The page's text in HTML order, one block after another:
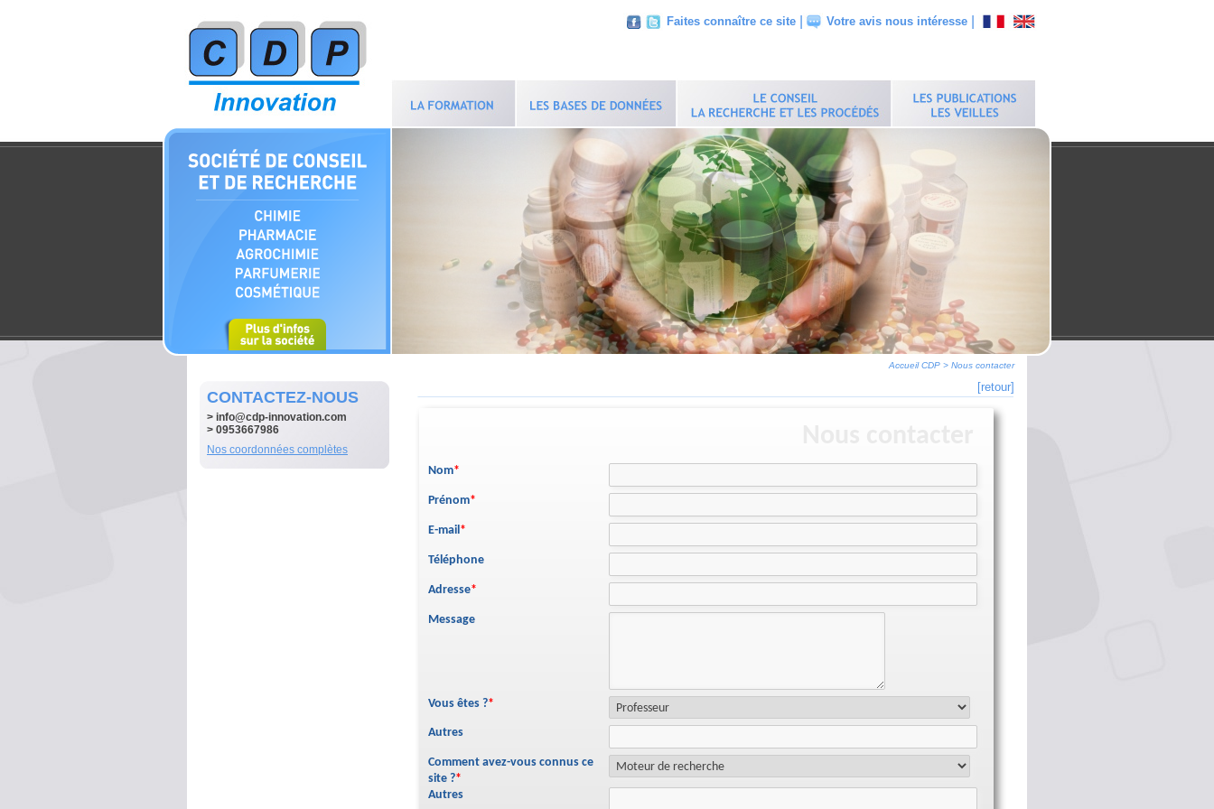
Faites connaître ce site Votre avis nous intéresse
Accueil CDP > Nous contacter
CONTACTEZ-NOUS
> info@cdp-innovation.com
> 0953667986
Nos coordonnées complètes
[retour]
Nom*
Prénom*
E-mail*
Téléphone
Adresse*
Message
Vous êtes ?*
Autres
Comment avez-vous connus ce
site ?*
Autres